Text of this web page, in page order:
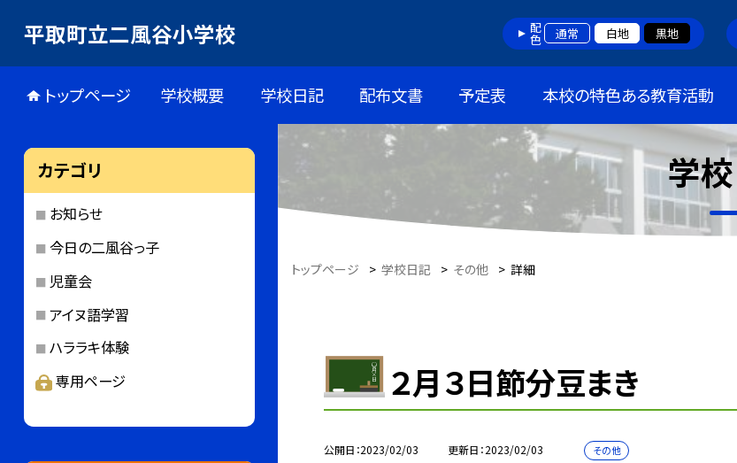
平取町立二風谷小学校 配色 通常 白地 黒地
トップページ 学校概要 学校日記 配布文書 予定表 本校の特色ある教育活動
学
トップページ > 学校日記 > その他 > 詳細
２月３日節分豆まき
公開日 2023/02/03 更新日 2023/02/03 その他
カテゴリ
お知らせ
今日の二風谷っ子
児童会
アイヌ語学習
ハララキ体験
専用ページ